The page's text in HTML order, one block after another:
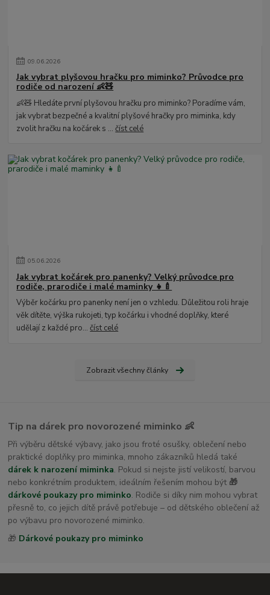
09.06.2026
Jak vybrat plyšovou hračku pro miminko? Průvodce pro
rodiče od narození 👶🧸
👶🧸 Hledáte první plyšovou hračku pro miminko? Poradíme vám,
jak vybrat bezpečné a kvalitní plyšové hračky pro miminka, kdy
zvolit hračku na kočárek s ...číst celé
05.06.2026
Jak vybrat kočárek pro panenky? Velký průvodce pro
rodiče, prarodiče i malé maminky 👧🍼
Výběr kočárku pro panenky není jen o vzhledu. Důležitou roli hraje
věk dítěte, výška rukojeti, typ kočárku i vhodné doplňky, které
udělají z každé pro...číst celé
Zobrazit všechny články
Tip na dárek pro novorozené miminko 👶
Při výběru dětské výbavy, jako jsou froté osušky, oblečení nebo
praktické doplňky pro miminka, mnoho zákazníků hledá také
dárek k narození miminka. Pokud si nejste jistí velikostí, barvou
nebo konkrétním produktem, ideálním řešením mohou být 🎁
dárkové poukazy pro miminko. Rodiče si díky nim mohou vybrat
přesně to, co jejich dítě právě potřebuje – od dětského oblečení až
po výbavu pro novorozené miminko.
🎁 Dárkové poukazy pro miminko